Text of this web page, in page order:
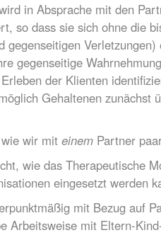
in Absprache mit den
so dass sie sich ohne die
gegenseitigen
gegenseitige
der Klienten
Gehaltenen
wir mit einem Partner
wie das Therapeutische
eingesetzt werden
mit Bezug auf
Arbeitsweise mit Eltern-